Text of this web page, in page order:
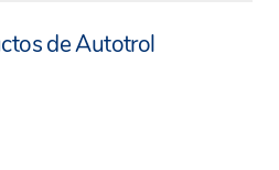
de Autotrol